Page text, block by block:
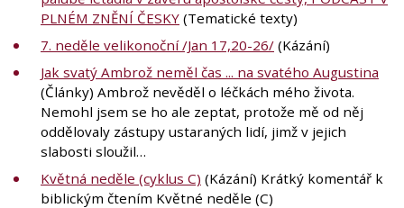
PLNÉM ZNĚNÍ ČESKY (Tematické texty)
7. neděle velikonoční /Jan 17,20-26/ (Kázání)
Jak svatý Ambrož neměl čas ... na svatého Augustina
(Články) Ambrož nevěděl o léčkách mého života.
Nemohl jsem se ho ale zeptat, protože mě od něj
oddělovaly zástupy ustaraných lidí, jimž v jejich
slabosti sloužil…
Květná neděle (cyklus C) (Kázání) Krátký komentář k
biblickým čtením Květné neděle (C)